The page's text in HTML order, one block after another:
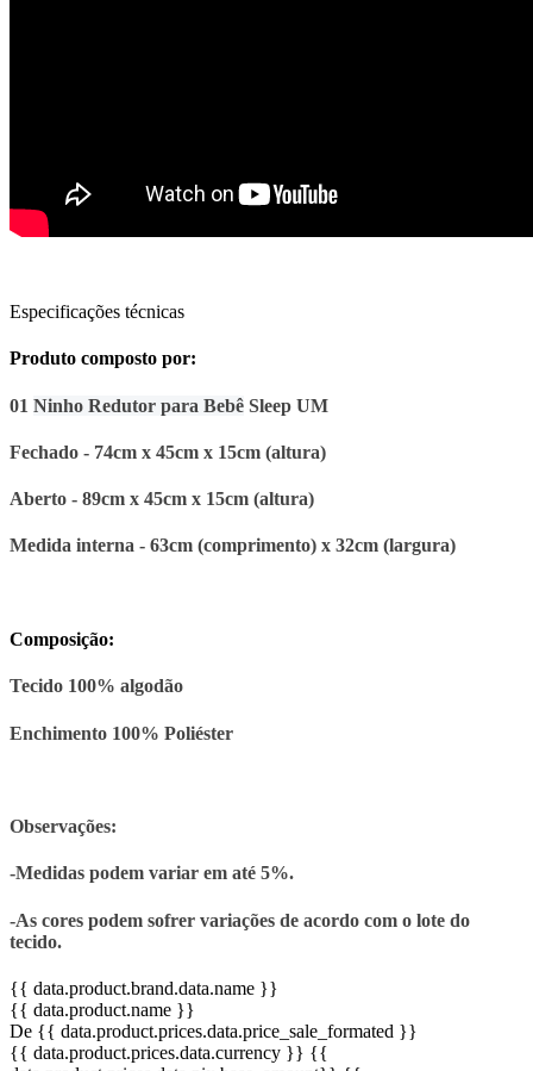
Especificações técnicas
Produto composto por:
01 Ninho Redutor para Bebê Sleep UM
Fechado - 74cm x 45cm x 15cm (altura)
Aberto - 89cm x 45cm x 15cm (altura)
Medida interna - 63cm (comprimento) x 32cm (largura)
Composição:
Tecido 100% algodão
Enchimento 100% Poliéster
Observações:
-Medidas podem variar em até 5%.
-As cores podem sofrer variações de acordo com o lote do
tecido.
{{ data.product.brand.data.name }}
{{ data.product.name }}
De {{ data.product.prices.data.price_sale_formated }}
{{ data.product.prices.data.currency }} {{